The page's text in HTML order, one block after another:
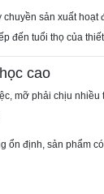
sản xuất hoạt
đến tuổi thọ của
cao
mỡ phải chịu
ổn định, sản phẩm